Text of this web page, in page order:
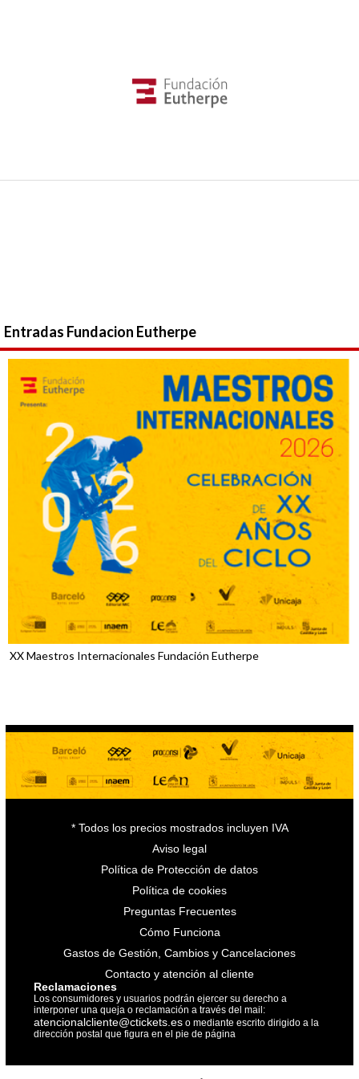
Entradas Fundacion Eutherpe
XX Maestros Internacionales Fundación Eutherpe
* Todos los precios mostrados incluyen IVA
Aviso legal
Política de Protección de datos
Política de cookies
Preguntas Frecuentes
Cómo Funciona
Gastos de Gestión, Cambios y Cancelaciones
Contacto y atención al cliente
Reclamaciones
Los consumidores y usuarios podrán ejercer su derecho a
interponer una queja o reclamación a través del mail:
atencionalcliente@ctickets.es o mediante escrito dirigido a la
dirección postal que figura en el pie de página